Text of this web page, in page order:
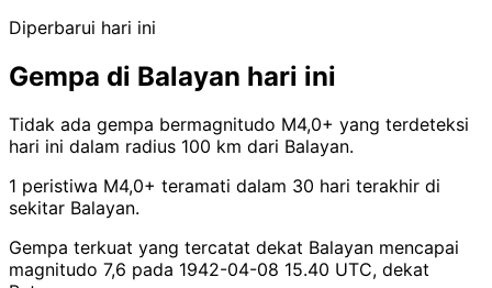
Diperbarui hari ini
Gempa di Balayan hari ini
Tidak ada gempa bermagnitudo M4,0+ yang terdeteksi
hari ini dalam radius 100 km dari Balayan.
1 peristiwa M4,0+ teramati dalam 30 hari terakhir di
sekitar Balayan.
Gempa terkuat yang tercatat dekat Balayan mencapai
magnitudo 7,6 pada 1942-04-08 15.40 UTC, dekat